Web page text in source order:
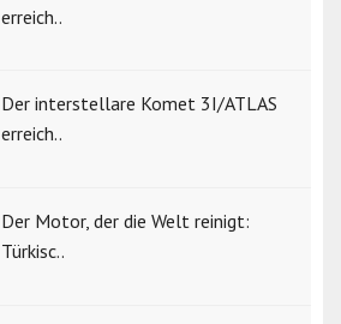
erreich..
Der interstellare Komet 3I/ATLAS
erreich..
Der Motor, der die Welt reinigt:
Türkisc..